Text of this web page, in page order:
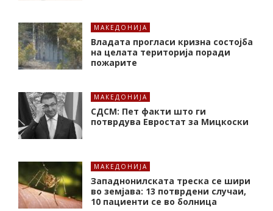
МАКЕДОНИЈА
Владата прогласи кризна состојба
на целата територија поради
пожарите
МАКЕДОНИЈА
СДСМ: Пет факти што ги
потврдува Евростат за Мицкоски
МАКЕДОНИЈА
Западнонилската треска се шири
во земјава: 13 потврдени случаи,
10 пациенти се во болница